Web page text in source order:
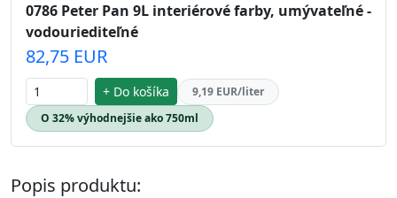
0786 Peter Pan 9L interiérové farby, umývateľné -
vodouriediteľné
82,75 EUR
+ Do košíka
9,19 EUR/liter
O 32% výhodnejšie ako 750ml
Popis produktu: